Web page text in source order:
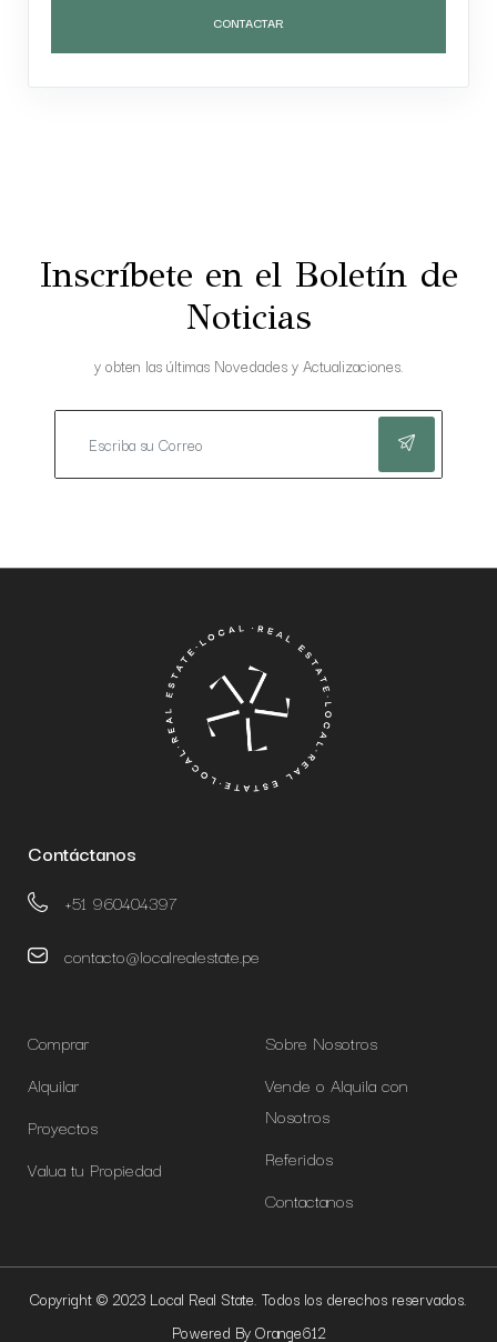
CONTACTAR
Inscríbete en el Boletín de
Noticias
y obten las últimas Novedades y Actualizaciones.
Contáctanos
+51 960404397
contacto@localrealestate.pe
Comprar
Alquilar
Proyectos
Valua tu Propiedad
Sobre Nosotros
Vende o Alquila con
Nosotros
Referidos
Contactanos
Copyright © 2023 Local Real State. Todos los derechos reservados.
Powered By Orange612